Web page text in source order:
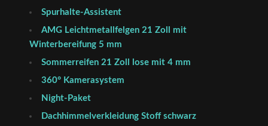
Spurhalte-Assistent
AMG Leichtmetallfelgen 21 Zoll mit
Winterbereifung 5 mm
Sommerreifen 21 Zoll lose mit 4 mm
360° Kamerasystem
Night-Paket
Dachhimmelverkleidung Stoff schwarz